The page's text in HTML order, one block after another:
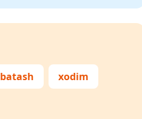
batash xodim